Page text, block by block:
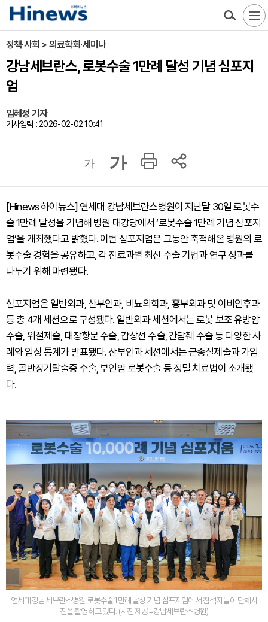
정책·사회 > 의료학회·세미나
강남세브란스, 로봇수술 1만례 달성 기념 심포지
엄
임혜정 기자
기사입력 : 2026-02-02 10:41
가 가
[Hinews 하이뉴스] 연세대 강남세브란스병원이 지난달 30일 로봇수
술 1만례 달성을 기념해 병원 대강당에서 ‘로봇수술 1만례 기념 심포지
엄’을 개최했다고 밝혔다. 이번 심포지엄은 그동안 축적해온 병원의 로
봇수술 경험을 공유하고, 각 진료과별 최신 수술 기법과 연구 성과를
나누기 위해 마련됐다.
심포지엄은 일반외과, 산부인과, 비뇨의학과, 흉부외과 및 이비인후과
등 총 4개 세션으로 구성됐다. 일반외과 세션에서는 로봇 보조 유방암
수술, 위절제술, 대장항문 수술, 갑상선 수술, 간담췌 수술 등 다양한 사
례와 임상 통계가 발표됐다. 산부인과 세션에서는 근종절제술과 가임
력, 골반장기탈출증 수술, 부인암 로봇수술 등 정밀 치료법이 소개됐
다.
연세대 강남세브란스병원 로봇수술 1만례 달성 기념 심포지엄에서 참석자들이 단체사
진을 촬영하고 있다. (사진 제공=강남세브란스병원)